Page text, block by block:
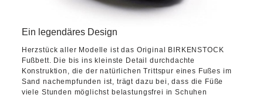
Ein legendäres Design
Herzstück aller Modelle ist das Original BIRKENSTOCK
Fußbett. Die bis ins kleinste Detail durchdachte
Konstruktion, die der natürlichen Trittspur eines Fußes im
Sand nachempfunden ist, trägt dazu bei, dass die Füße
viele Stunden möglichst belastungsfrei in Schuhen